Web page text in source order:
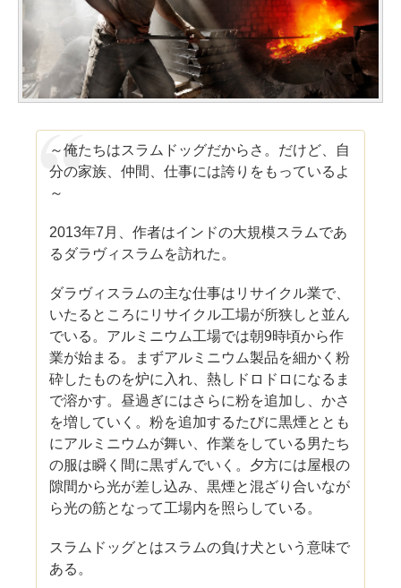
～俺たちはスラムドッグだからさ。だけど、自
分の家族、仲間、仕事には誇りをもっているよ
～
2013年7月、作者はインドの大規模スラムであ
るダラヴィスラムを訪れた。
ダラヴィスラムの主な仕事はリサイクル業で、
いたるところにリサイクル工場が所狭しと並ん
でいる。アルミニウム工場では朝9時頃から作
業が始まる。まずアルミニウム製品を細かく粉
砕したものを炉に入れ、熱しドロドロになるま
で溶かす。昼過ぎにはさらに粉を追加し、かさ
を増していく。粉を追加するたびに黒煙ととも
にアルミニウムが舞い、作業をしている男たち
の服は瞬く間に黒ずんでいく。夕方には屋根の
隙間から光が差し込み、黒煙と混ざり合いなが
ら光の筋となって工場内を照らしている。
スラムドッグとはスラムの負け犬という意味で
ある。